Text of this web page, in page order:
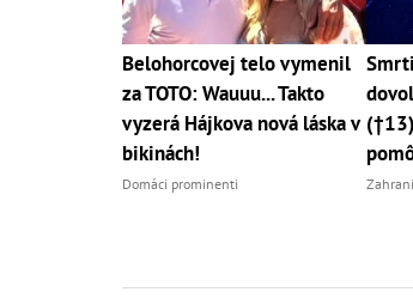
Belohorcovej telo vymenil
za TOTO: Wauuu... Takto
vyzerá Hájkova nová láska v
bikinách!
Domáci prominenti